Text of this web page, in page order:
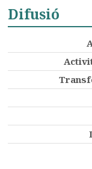
Difusió